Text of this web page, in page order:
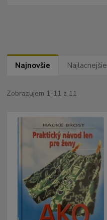
Najnovšie Najlacnejšie
Zobrazujem 1-11 z 11